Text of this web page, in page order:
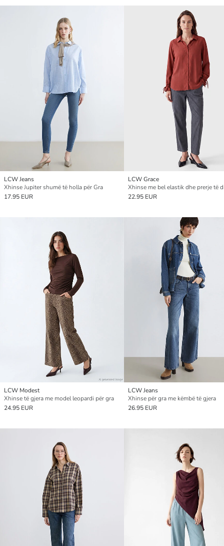
LCW Jeans
Xhinse Jupiter shumë të holla për Gra
17.95 EUR
LCW Grace
22.95 EUR
LCW Modest
Xhinse të gjera me model leopardi për gra
24.95 EUR
LCW Jeans
Xhinse për gra me këmbë të gjera
26.95 EUR